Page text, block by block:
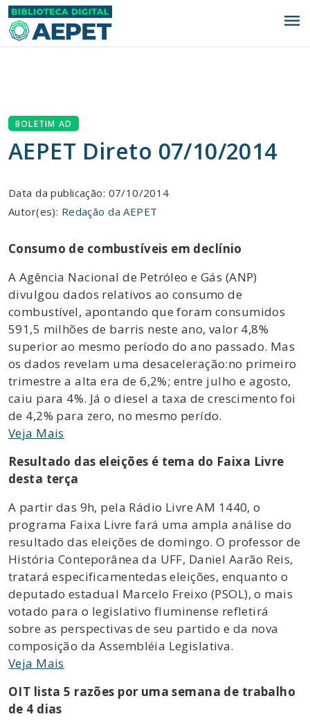
menu
BOLETIM AD
AEPET Direto 07/10/2014
Data da publicação: 07/10/2014
Autor(es): Redação da AEPET
Consumo de combustíveis em declínio
A Agência Nacional de Petróleo e Gás (ANP)
divulgou dados relativos ao consumo de
combustível, apontando que foram consumidos
591,5 milhões de barris neste ano, valor 4,8%
superior ao mesmo período do ano passado. Mas
os dados revelam uma desaceleração:no primeiro
trimestre a alta era de 6,2%; entre julho e agosto,
caiu para 4%. Já o diesel a taxa de crescimento foi
de 4,2% para zero, no mesmo perído.
Veja Mais
Resultado das eleições é tema do Faixa Livre
desta terça
A partir das 9h, pela Rádio Livre AM 1440, o
programa Faixa Livre fará uma ampla análise do
resultado das eleições de domingo. O professor de
História Conteporânea da UFF, Daniel Aarão Reis,
tratará especificamentedas eleições, enquanto o
deputado estadual Marcelo Freixo (PSOL), o mais
votado para o legislativo fluminense refletirá
sobre as perspectivas de seu partido e da nova
composição da Assembléia Legislativa.
Veja Mais
OIT lista 5 razões por uma semana de trabalho
de 4 dias